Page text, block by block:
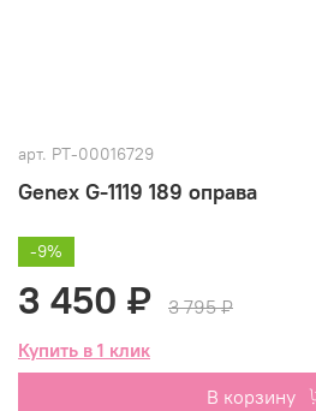
арт. РТ-00016729
Genex G-1119 189 оправа
-9%
3 450 ₽
3 795 ₽
Купить в 1 клик
В корзину